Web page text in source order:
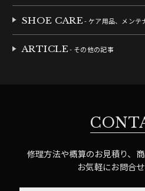
SHOE CARE- ケア用品、メンテ
ARTICLE- その他の記事
修理方法や概算のお見積り、
お気軽にお問合せ